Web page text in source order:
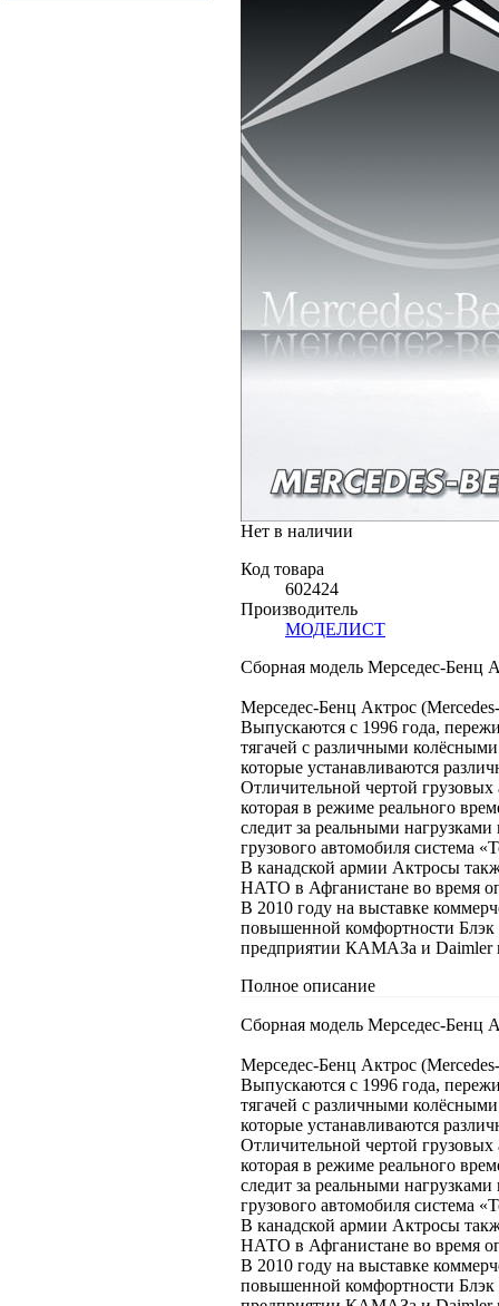
Нет в наличии
Код товара
602424
Производитель
МОДЕЛИСТ
Сборная модель Мерседес-Бенц
Мерседес-Бенц Актрос
Выпускаются с 1996 года,
тягачей с различными
которые устанавливаются
Отличительной чертой грузовых
которая в режиме реального
следит за реальными
грузового автомобиля система
В канадской армии Актросы
НАТО в Афганистане во время
В 2010 году на выставке
повышенной комфортности
предприятии КАМАЗа и Daimler
Полное описание
Сборная модель Мерседес-Бенц
Мерседес-Бенц Актрос
Выпускаются с 1996 года,
тягачей с различными
которые устанавливаются
Отличительной чертой грузовых
которая в режиме реального
следит за реальными
грузового автомобиля система
В канадской армии Актросы
НАТО в Афганистане во время
В 2010 году на выставке
повышенной комфортности